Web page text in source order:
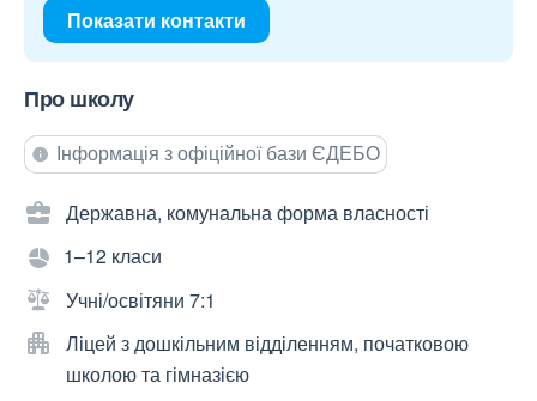
Показати контакти
Про школу
Інформація з офіційної бази ЄДЕБО
Державна, комунальна форма власності
1–12 класи
Учні/освітяни 7:1
Ліцей з дошкільним відділенням, початковою
школою та гімназією